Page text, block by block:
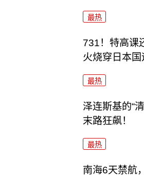
最热
731！特高课
火烧穿日本国
最热
泽连斯基的“
末路狂飙！
最热
南海6天禁航